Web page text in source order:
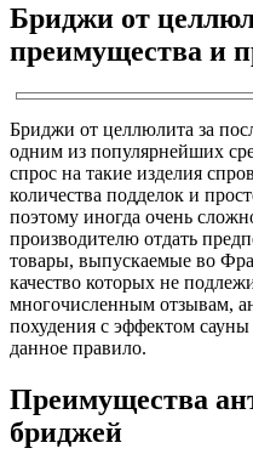
Бриджи от
преимущества и
Бриджи от целлюлита за
одним из популярнейших
спрос на такие изделия
количества подделок и
поэтому иногда очень
производителю отдать
товары, выпускаемые во
качество которых не
многочисленным отзывам,
похудения с эффектом
данное правило.
Преимущества
бриджей